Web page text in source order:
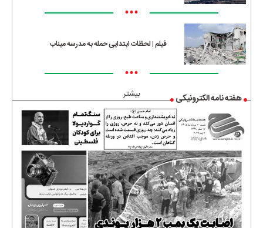
•••
فیلم | لحظات ابتدایی حمله به مدرسه میناب
•••
بیشتر هفته نامه الکترونیکی